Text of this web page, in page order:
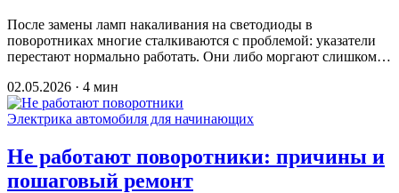
После замены ламп накаливания на светодиоды в
поворотниках многие сталкиваются с проблемой: указатели
перестают нормально работать. Они либо моргают слишком…
02.05.2026 · 4 мин
Электрика автомобиля для начинающих
Не работают поворотники: причины и
пошаговый ремонт